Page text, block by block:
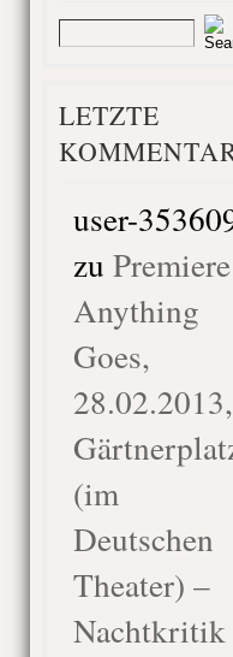
LETZTE
user-
zu Premiere
Anything
Goes,
28.02.2013,
(im
Deutschen
Theater) –
Nachtkritik